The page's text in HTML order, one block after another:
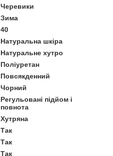
Черевики
Зима
40
Натуральна шкіра
Натуральне хутро
Поліуретан
Повсякденний
Чорний
Регульовані підйом і
повнота
Хутряна
Так
Так
Так